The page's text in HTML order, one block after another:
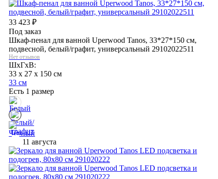
33 423 ₽
Под заказ
Шкаф-пенал для ванной Uperwood Tanos, 33*27*150 см,
подвесной, белый/графит, универсальный 29102022511
Нет отзывов
ШхГхВ:
33 x 27 x 150 см
33 см
Есть 1 размер
11 августа